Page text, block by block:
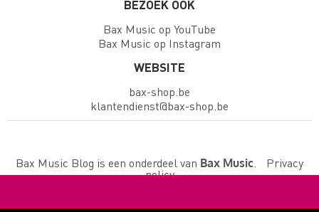
BEZOEK OOK
Bax Music op YouTube
Bax Music op Instagram
WEBSITE
bax-shop.be
klantendienst@bax-shop.be
Bax Music Blog is een onderdeel van Bax Music. Privacy
policy